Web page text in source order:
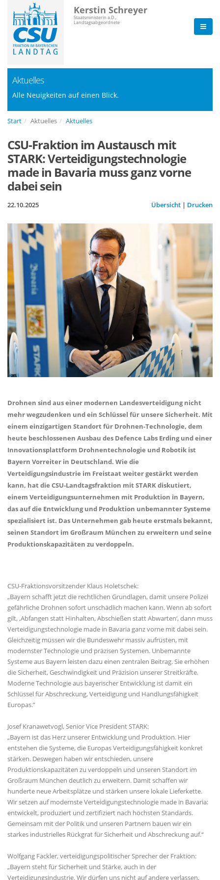
Kerstin Schreyer
Staatsministerin a.D.,
Landtagsabgeordnete
Aktuelles
Alle Neuigkeiten auf einen Blick.
Start Aktuelles Aktuelles
CSU-Fraktion im Austausch mit
STARK: Verteidigungstechnologie
made in Bavaria muss ganz vorne
dabei sein
22.10.2025 Übersicht | Drucken
Drohnen sind aus einer modernen Landesverteidigung nicht
mehr wegzudenken und ein Schlüssel für unsere Sicherheit. Mit
einem einzigartigen Standort für Drohnen-Technologie, dem
heute beschlossenen Ausbau des Defence Labs Erding und einer
Innovationsplattform Drohnentechnologie und Robotik ist
Bayern Vorreiter in Deutschland. Wie die
Verteidigungsindustrie im Freistaat weiter gestärkt werden
kann, hat die CSU-Landtagsfraktion mit STARK diskutiert,
einem Verteidigungsunternehmen mit Produktion in Bayern,
das auf die Entwicklung und Produktion unbemannter Systeme
spezialisiert ist. Das Unternehmen gab heute erstmals bekannt,
seinen Standort im Großraum München zu erweitern und seine
Produktionskapazitäten zu verdoppeln.
CSU-Fraktionsvorsitzender Klaus Holetschek:
Bayern schafft jetzt die rechtlichen Grundlagen, damit unsere Polizei
gefährliche Drohnen sofort unschädlich machen kann. Wenn ab sofort
gilt‚ ‚Abfangen statt Hinhalten, Abschießen statt Abwarten‘, dann muss
Verteidigungstechnologie made in Bavaria ganz vorne mit dabei sein.
Gleichzeitig müssen wir die Bundeswehr massiv aufrüsten, mit
modernster Technologie und präzisen Systemen. Unbemannte
Systeme aus Bayern leisten dazu einen zentralen Beitrag. Sie erhöhen
die Sicherheit, Geschwindigkeit und Präzision unserer Streitkräfte.
Moderne Technologie aus bayerischer Entwicklung ist damit ein
Schlüssel für Abschreckung, Verteidigung und Handlungsfähigkeit
Europas.”
Josef Kranawetvogl, Senior Vice President STARK:
Bayern ist das Herz unserer Entwicklung und Produktion. Hier
entstehen die Systeme, die Europas Verteidigungsfähigkeit konkret
stärken. Deswegen haben wir entschieden, unsere
Produktionskapazitäten zu verdoppeln und unseren Standort im
Großraum München deutlich zu erweitern. Damit schaffen wir
hunderte neue Arbeitsplätze und stärken unsere lokale Lieferkette.
Wir setzen auf modernste Verteidigungstechnologie made in Bavaria:
entwickelt, produziert und zertifiziert nach höchsten Standards.
Gemeinsam mit der Politik und unseren Partnern bauen wir ein
starkes industrielles Rückgrat für Sicherheit und Abschreckung auf.“
Wolfgang Fackler, verteidigungspolitischer Sprecher der Fraktion:
Bayern steht für Sicherheit und Stärke, auch in der
Verteidigungsindustrie. Wir dürfen uns nicht auf andere verlassen,